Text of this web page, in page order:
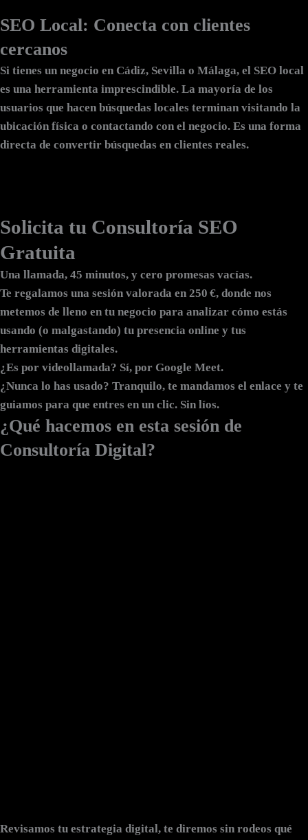
SEO Local: Conecta con clientes
cercanos
Si tienes un negocio en Cádiz, Sevilla o Málaga, el SEO local
es una herramienta imprescindible. La mayoría de los
usuarios que hacen búsquedas locales terminan visitando la
ubicación física o contactando con el negocio. Es una forma
directa de convertir búsquedas en clientes reales.
Solicita tu Consultoría SEO
Gratuita
Una llamada, 45 minutos, y cero promesas vacías.
Te regalamos una sesión valorada en 250 €, donde nos
metemos de lleno en tu negocio para analizar cómo estás
usando (o malgastando) tu presencia online y tus
herramientas digitales.
¿Es por videollamada? Sí, por Google Meet.
¿Nunca lo has usado? Tranquilo, te mandamos el enlace y te
guiamos para que entres en un clic. Sin líos.
¿Qué hacemos en esta sesión de
Consultoría Digital?
Revisamos tu estrategia digital, te diremos sin rodeos qué